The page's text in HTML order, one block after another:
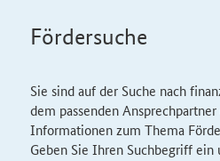
Fördersuche
Sie sind auf der Suche nach
dem passenden
Informationen zum Thema
Geben Sie Ihren Suchbegriff ein